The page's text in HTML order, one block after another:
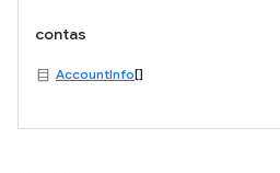
contas
AccountInfo[]